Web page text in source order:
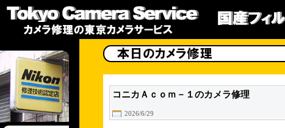
コニカＡｃｏｍ－１のカメラ修理
2026/6/29